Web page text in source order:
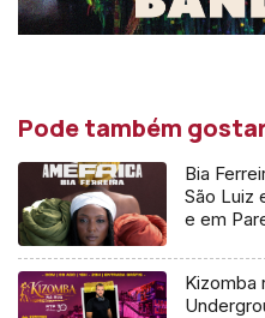
Pode também
Bia
São Luiz
e em
Kizomba